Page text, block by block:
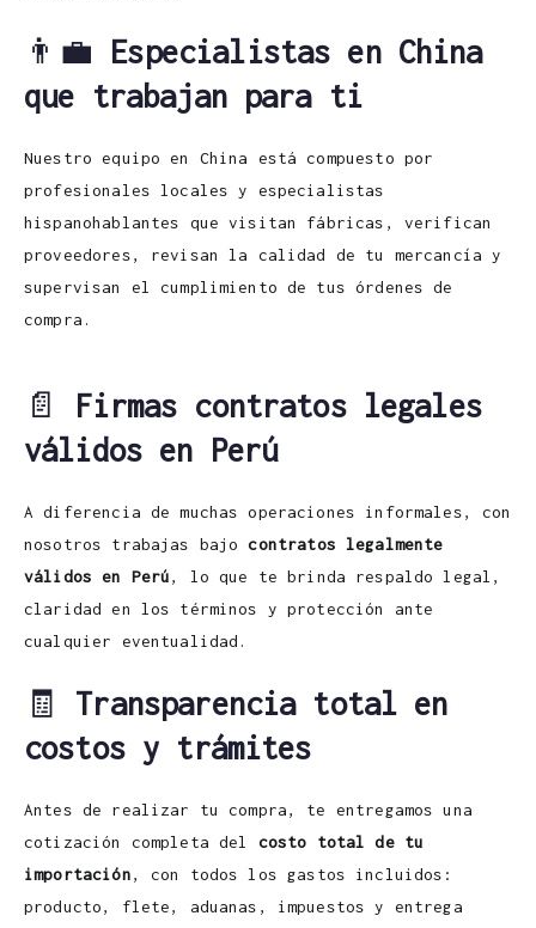
👨‍💼 Especialistas en China
que trabajan para ti
Nuestro equipo en China está compuesto por
profesionales locales y especialistas
hispanohablantes que visitan fábricas, verifican
proveedores, revisan la calidad de tu mercancía y
supervisan el cumplimiento de tus órdenes de
compra.
📄 Firmas contratos legales
válidos en Perú
A diferencia de muchas operaciones informales, con
nosotros trabajas bajocontratos legalmente
válidos en Perú, lo que te brinda respaldo legal,
claridad en los términos y protección ante
cualquier eventualidad.
🧾 Transparencia total en
costos y trámites
Antes de realizar tu compra, te entregamos una
cotización completa del costo total de tu
importación, con todos los gastos incluidos:
producto, flete, aduanas, impuestos y entrega